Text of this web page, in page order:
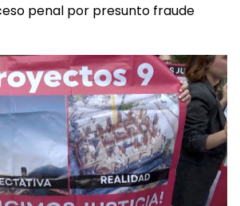
penal por presunto fraude